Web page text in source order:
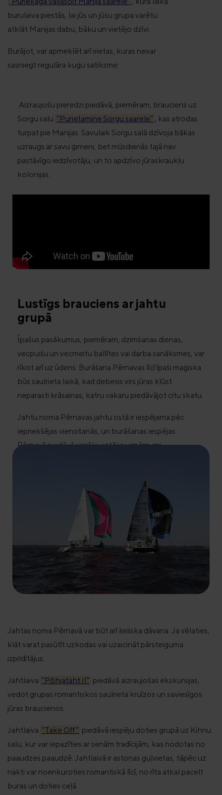
burulaiva piestās, lai jūs un jūsu grupa varētu
atklāt Manijas dabu, bāku un vietējo dzīvi.
Burājot, var apmeklēt arī vietas, kuras nevar
sasniegt regulāra kuģu satiksme.
Aizraujošu pieredzi piedāvā, piemēram, brauciens uz
Sorgu salu “Purjetamine Sorgu saarele”
, kas atrodas
turpat pie Manijas. Savulaik Sorgu salā dzīvoja bākas
uzraugs ar savu ģimeni, bet mūsdienās tajā nav
pastāvīgo iedzīvotāju, un to apdzīvo jūraskraukļu
kolonijas.
Jahtas noma Pērnavā var būt arī lieliska dāvana. Ja vēlaties,
klāt varat pasūtīt uzkodas vai uzaicināt pārsteiguma
izpildītājus.
Jahtlaiva “Põhjatäht II” piedāvā aizraujošas ekskursijas,
vedot grupas romantiskos saulrieta kruīzos un saviesīgos
jūras braucienos.
Jahtlaiva “Take Off” piedāvā iespēju doties grupā uz Kihnu
salu, kur var iepazīties ar senām tradīcijām, kas nodotas no
paaudzes paaudzē. Jahtlaivā ir astoņas guļvietas, tāpēc uz
nakti var noenkuroties romantiskā līcī, no rīta atkal pacelt
buras un doties ceļā.
Lustīgs brauciens ar jahtu
grupā
Īpašus pasākumus, piemēram, dzimšanas dienas,
vecpuišu un vecmeitu ballītes vai darba sanāksmes, var
rīkot arī uz ūdens. Burāšana Pērnavas līcī īpaši maģiska
būs saulrieta laikā, kad debesis virs jūras kļūst
neparasti krāsainas, katru vakaru piedāvājot citu skatu.
Jahtu noma Pērnavas jahtu ostā ir iespējama pēc
iepriekšējas vienošanās, un burāšanas iespējas
Pērnavā piedāvā vairāki vietējie uzņēmumi.